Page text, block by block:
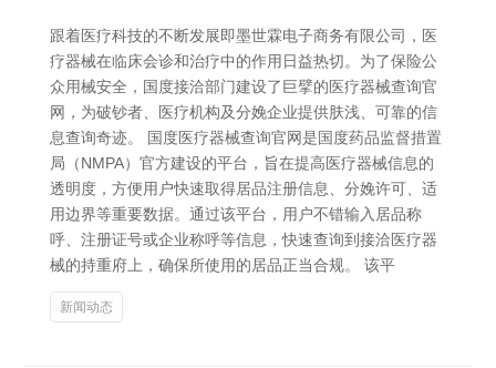
跟着医疗科技的不断发展即墨世霖电子商务有限公司，医
疗器械在临床会诊和治疗中的作用日益热切。为了保险公
众用械安全，国度接洽部门建设了巨擘的医疗器械查询官
网，为破钞者、医疗机构及分娩企业提供肤浅、可靠的信
息查询奇迹。 国度医疗器械查询官网是国度药品监督措置
局（NMPA）官方建设的平台，旨在提高医疗器械信息的
透明度，方便用户快速取得居品注册信息、分娩许可、适
用边界等重要数据。通过该平台，用户不错输入居品称
呼、注册证号或企业称呼等信息，快速查询到接洽医疗器
械的持重府上，确保所使用的居品正当合规。 该平
新闻动态